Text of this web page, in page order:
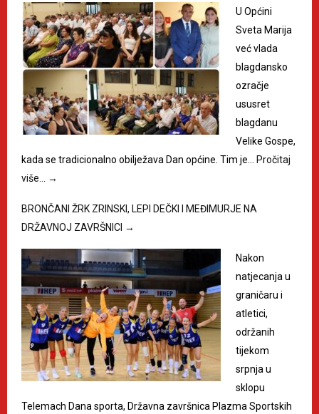
U Općini
Sveta Marija
već vlada
blagdansko
ozračje
ususret
blagdanu
Velike Gospe,
kada se tradicionalno obilježava Dan općine. Tim je… Pročitaj
više… →
BRONČANI ŽRK ZRINSKI, LEPI DEČKI I MEĐIMURJE NA
DRŽAVNOJ ZAVRŠNICI →
Nakon
natjecanja u
graničaru i
atletici,
održanih
tijekom
srpnja u
sklopu
Telemach Dana sporta, Državna završnica Plazma Sportskih